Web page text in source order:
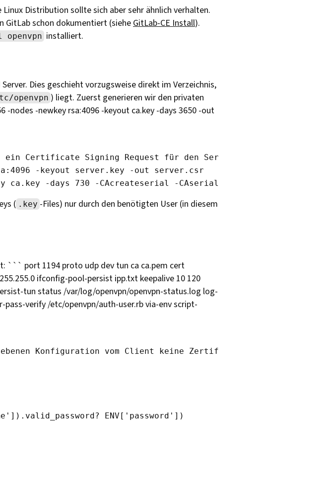
Distribution sollte sich aber sehr ähnlich verhalten.
GitLab schon dokumentiert (sieheGitLab-CE Install).
installiert.
Dies geschieht vorzugsweise direkt im Verzeichnis,
openvpn ) liegt. Zuerst generieren wir den privaten
nodes -newkey rsa:4096 -keyout ca.key -days 3650 -out
ein Certificate Signing Request für den Server und signieren
-keyout server.key -out server.csr
( .key -Files) nur durch den benötigten User (in diesem
``` port 1194 proto udp dev tun ca ca.pem cert
ifconfig-pool-persist ipp.txt keepalive 10 120
tun status /var/log/openvpn/openvpn-status.log log-
verify /etc/openvpn/auth-user.rb via-env script-
Konfiguration vom Client keine Zertifikate erwarten, da
ENV['password'])